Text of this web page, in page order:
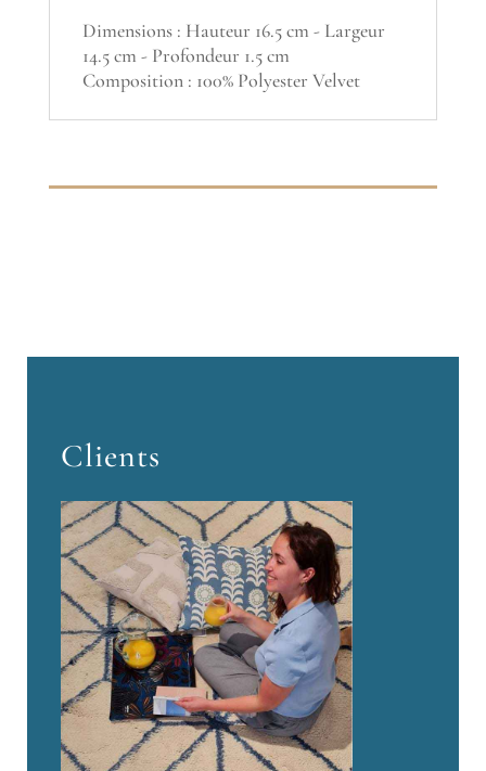
Dimensions : Hauteur 16.5 cm - Largeur
14.5 cm - Profondeur 1.5 cm
Composition : 100% Polyester Velvet
Clients